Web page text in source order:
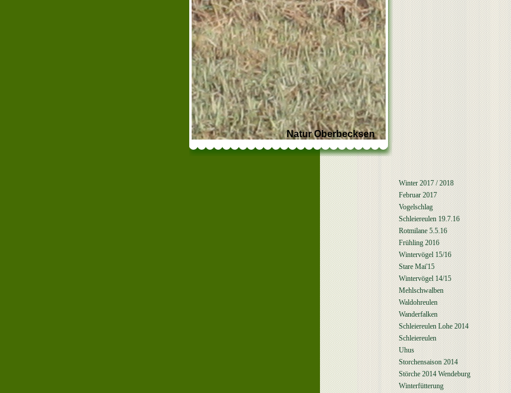
Natur Oberbecksen
Winter 2017 / 2018
Februar 2017
Vogelschlag
Schleiereulen 19.7.16
Rotmilane 5.5.16
Frühling 2016
Wintervögel 15/16
Stare Mai'15
Wintervögel 14/15
Mehlschwalben
Waldohreulen
Wanderfalken
Schleiereulen Lohe 2014
Schleiereulen
Uhus
Storchensaison 2014
Störche 2014 Wendeburg
Winterfütterung